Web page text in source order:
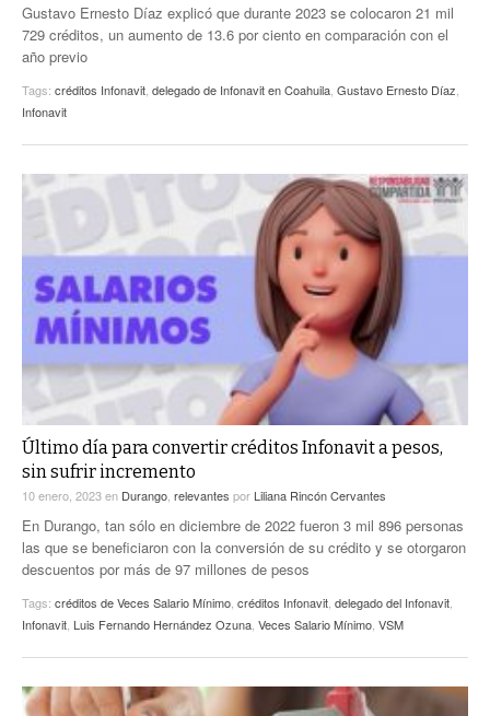
Gustavo Ernesto Díaz explicó que durante 2023 se colocaron 21 mil
729 créditos, un aumento de 13.6 por ciento en comparación con el
año previo
Tags: créditos Infonavit delegado de Infonavit en Coahuila Gustavo Ernesto Díaz
Infonavit
Último día para convertir créditos Infonavit a pesos,
sin sufrir incremento
10 enero, 2023en Durango, relevantes por Liliana Rincón Cervantes
En Durango, tan sólo en diciembre de 2022 fueron 3 mil 896 personas
las que se beneficiaron con la conversión de su crédito y se otorgaron
descuentos por más de 97 millones de pesos
Tags: créditos de Veces Salario Mínimo, créditos Infonavit, delegado del Infonavit,
Infonavit, Luis Fernando Hernández Ozuna, Veces Salario Mínimo, VSM